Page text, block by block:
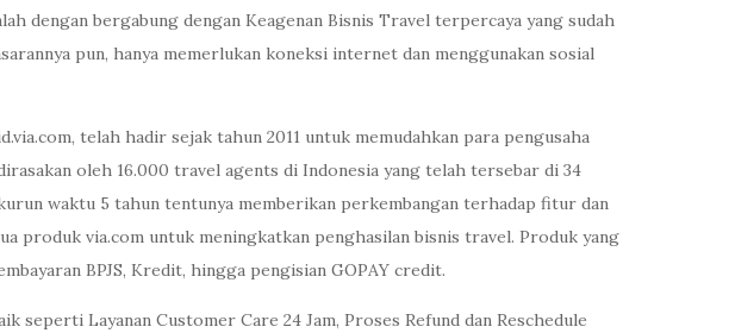
dengan bergabung dengan Keagenan Bisnis Travel terpercaya yang sudah
pun, hanya memerlukan koneksi internet dan menggunakan sosial
telah hadir sejak tahun 2011 untuk memudahkan para pengusaha
oleh 16.000 travel agents di Indonesia yang telah tersebar di 34
waktu 5 tahun tentunya memberikan perkembangan terhadap fitur dan
produk via.com untuk meningkatkan penghasilan bisnis travel. Produk yang
BPJS, Kredit, hingga pengisian GOPAY credit.
Layanan Customer Care 24 Jam, Proses Refund dan Reschedule